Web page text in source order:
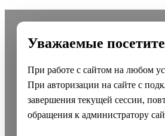
Уважаемые
При работе с сайтом на любом
При авторизации на сайте с
завершения текущей сессии,
обращения к администратору